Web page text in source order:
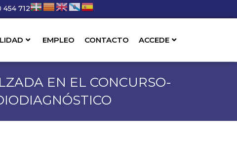
454 712
EMPLEO CONTACTO ACCEDE
EN EL CONCURSO-